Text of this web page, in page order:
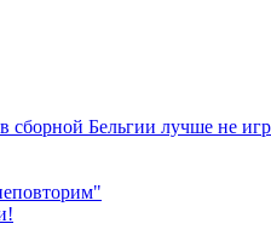
сборной Бельгии лучше не